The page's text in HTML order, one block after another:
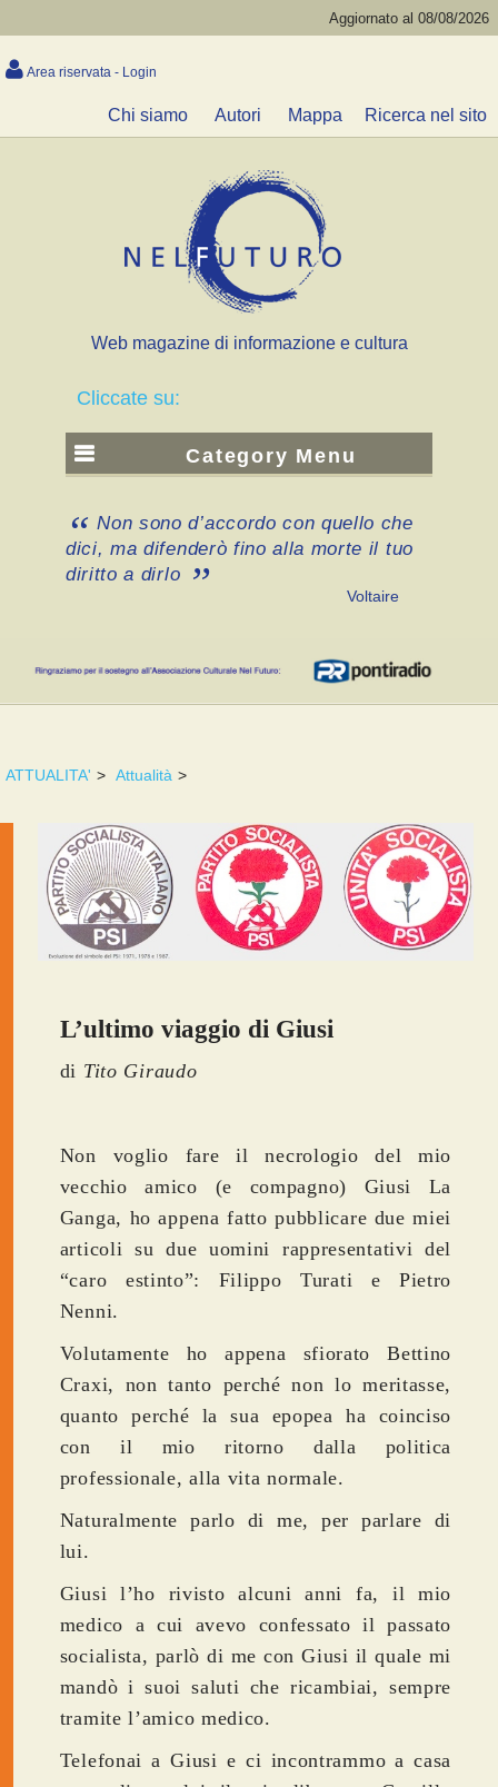
Aggiornato al 08/08/2026
Area riservata - Login
Chi siamo Autori Mappa Ricerca nel sito
Web magazine di informazione e cultura
Cliccate su:
Category Menu
Non sono d’accordo con quello che
dici, ma difenderò fino alla morte il tuo
diritto a dirlo
Voltaire
ATTUALITA' > Attualità >
L’ultimo viaggio di Giusi
di Tito Giraudo
Non voglio fare il necrologio del mio
vecchio amico (e compagno) Giusi La
Ganga, ho appena fatto pubblicare due miei
articoli su due uomini rappresentativi del
“caro estinto”: Filippo Turati e Pietro
Nenni.
Volutamente ho appena sfiorato Bettino
Craxi, non tanto perché non lo meritasse,
quanto perché la sua epopea ha coinciso
con il mio ritorno dalla politica
professionale, alla vita normale.
Naturalmente parlo di me, per parlare di
lui.
Giusi l’ho rivisto alcuni anni fa, il mio
medico a cui avevo confessato il passato
socialista, parlò di me con Giusi il quale mi
mandò i suoi saluti che ricambiai, sempre
tramite l’amico medico.
Telefonai a Giusi e ci incontrammo a casa